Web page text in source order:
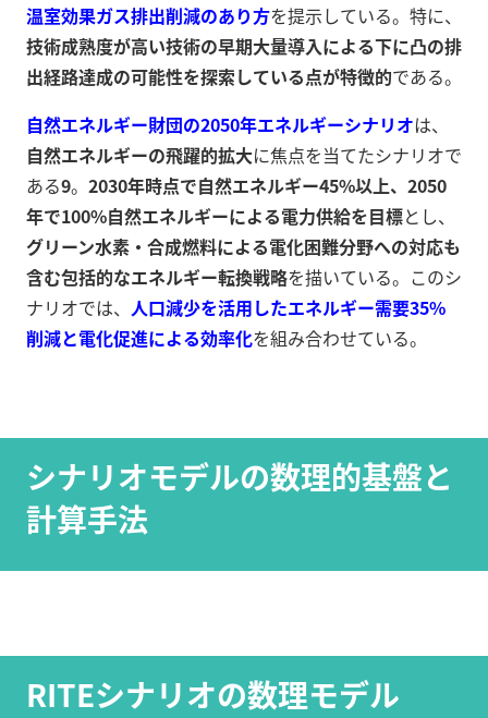
温室効果ガス排出削減のあり方を提示している。特に、
技術成熟度が高い技術の早期大量導入による下に凸の排
出経路達成の可能性を探索している点が特徴的である。
自然エネルギー財団の2050年エネルギーシナリオは、
自然エネルギーの飛躍的拡大に焦点を当てたシナリオで
ある9。 2030年時点で自然エネルギー45%以上、2050
年で100%自然エネルギーによる電力供給を目標とし、
グリーン水素・合成燃料による電化困難分野への対応も
含む包括的なエネルギー転換戦略を描いている。このシ
ナリオでは、 人口減少を活用したエネルギー需要35%
削減と電化促進による効率化を組み合わせている。
シナリオモデルの数理的基盤と
計算手法
RITEシナリオの数理モデル